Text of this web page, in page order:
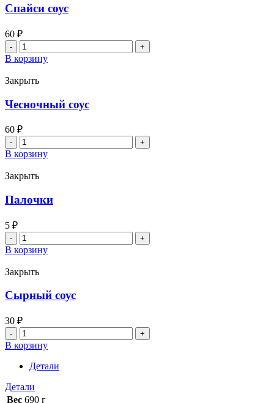
Спайси соус
60 ₽
Количество
товара
Спайси
соус
В корзину
Закрыть
Чесночный соус
60 ₽
Количество
товара
Чесночный
соус
В корзину
Закрыть
Палочки
5 ₽
Количество
товара
Палочки
В корзину
Закрыть
Сырный соус
30 ₽
Количество
товара
Сырный
соус
В корзину
Детали
Детали
Вес 690 г